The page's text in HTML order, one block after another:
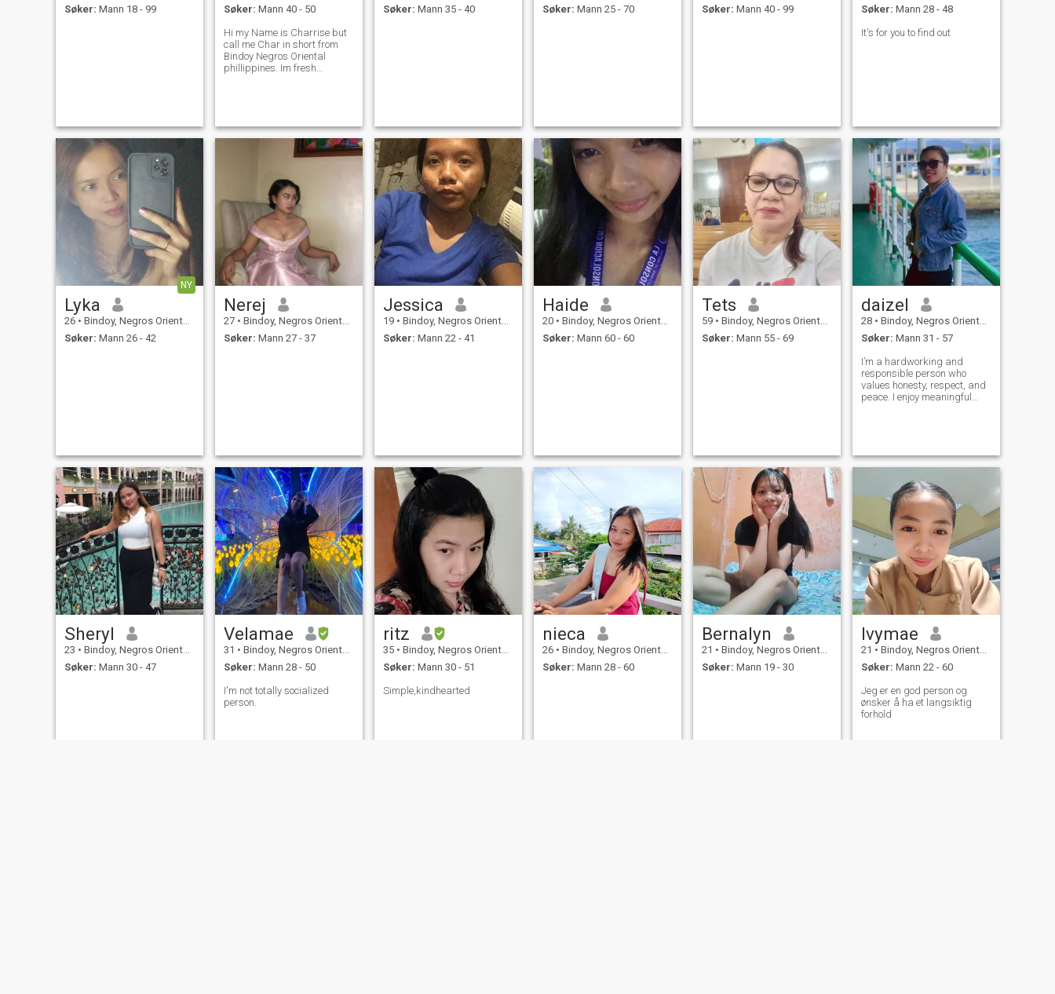
Søker: Mann 18 - 99
Søker: Mann 40 - 50
Hi my Name is Charrise but
call me Char in short from
Bindoy Negros Oriental
phillippines. Im fresh
who values honesty, respect
,and geneuine
Søker: Mann 35 - 40
Søker: Mann 25 - 70
Søker: Mann 40 - 99
Søker: Mann 28 - 48
It's for you to find out
NY
Lyka
26 • Bindoy, Negros Oriental, Filippinene
Søker: Mann 26 - 42
Nerej
27 • Bindoy, Negros Oriental, Filippinene
Søker: Mann 27 - 37
Jessica
19 • Bindoy, Negros Oriental, Filippinene
Søker: Mann 22 - 41
Haide
20 • Bindoy, Negros Oriental, Filippinene
Søker: Mann 60 - 60
Tets
59 • Bindoy, Negros Oriental, Filippinene
Søker: Mann 55 - 69
daizel
28 • Bindoy, Negros Oriental, Filippinene
Søker: Mann 31 - 57
I’m a hardworking and
responsible person who
values honesty, respect, and
peace. I enjoy meaningful
Sheryl
23 • Bindoy, Negros Oriental, Filippinene
Søker: Mann 30 - 47
Velamae
31 • Bindoy, Negros Oriental, Filippinene
Søker: Mann 28 - 50
I'm not totally socialized
person.
ritz
35 • Bindoy, Negros Oriental, Filippinene
Søker: Mann 30 - 51
Simple,kindhearted
nieca
26 • Bindoy, Negros Oriental, Filippinene
Søker: Mann 28 - 60
Bernalyn
21 • Bindoy, Negros Oriental, Filippinene
Søker: Mann 19 - 30
Ivymae
21 • Bindoy, Negros Oriental, Filippinene
Søker: Mann 22 - 60
Jeg er en god person og
ønsker å ha et langsiktig
forhold